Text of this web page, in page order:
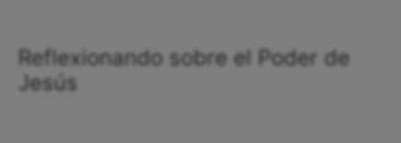
Reflexionando sobre el Poder de
Jesús